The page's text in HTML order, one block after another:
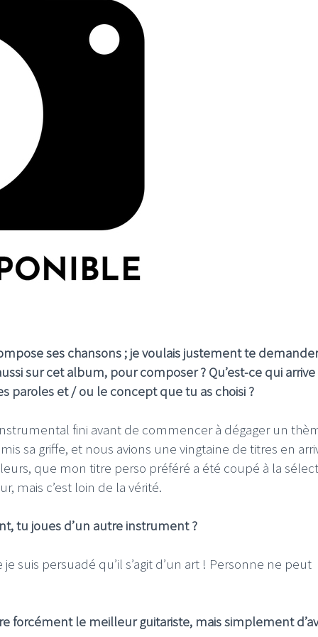
ses chansons ; je voulais justement te demander
sur cet album, pour composer ? Qu’est-ce qui
paroles et / ou le concept que tu as choisi ?
fini avant de commencer à dégager un
sa griffe, et nous avions une vingtaine de titres en
que mon titre perso préféré a été coupé à la
mais c’est loin de la vérité.
tu joues d’un autre instrument ?
suis persuadé qu’il s’agit d’un art ! Personne ne peut
forcément le meilleur guitariste, mais simplement